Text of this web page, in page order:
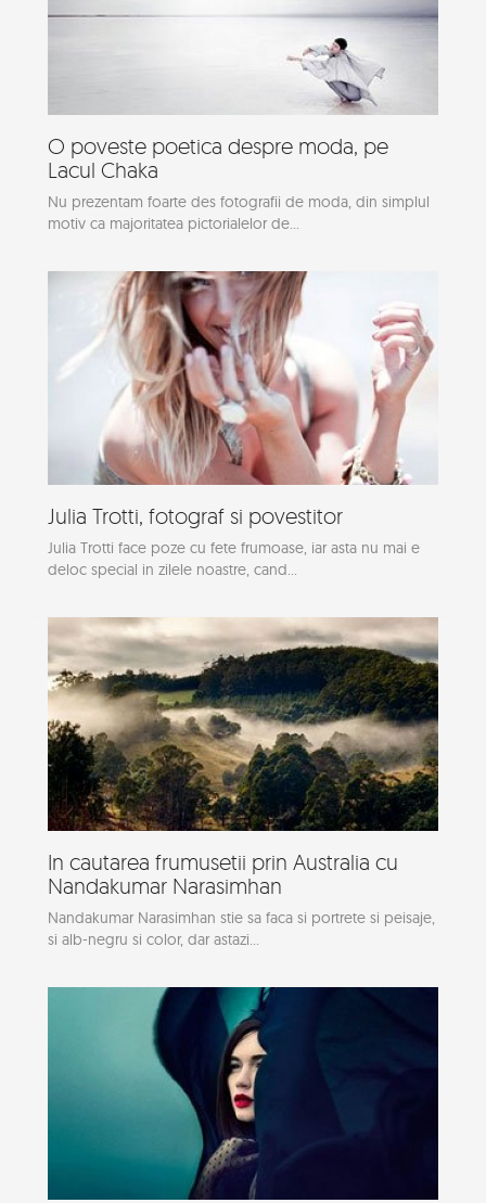
O poveste poetica despre moda, pe
Lacul Chaka
Nu prezentam foarte des fotografii de moda, din simplul
motiv ca majoritatea pictorialelor de...
Julia Trotti, fotograf si povestitor
Julia Trotti face poze cu fete frumoase, iar asta nu mai e
deloc special in zilele noastre, cand...
In cautarea frumusetii prin Australia cu
Nandakumar Narasimhan
Nandakumar Narasimhan stie sa faca si portrete si peisaje,
si alb-negru si color, dar astazi...